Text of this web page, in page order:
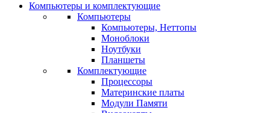
Компьютеры и комплектующие
Компьютеры
Компьютеры, Неттопы
Моноблоки
Ноутбуки
Планшеты
Комплектующие
Процессоры
Материнские платы
Модули Памяти